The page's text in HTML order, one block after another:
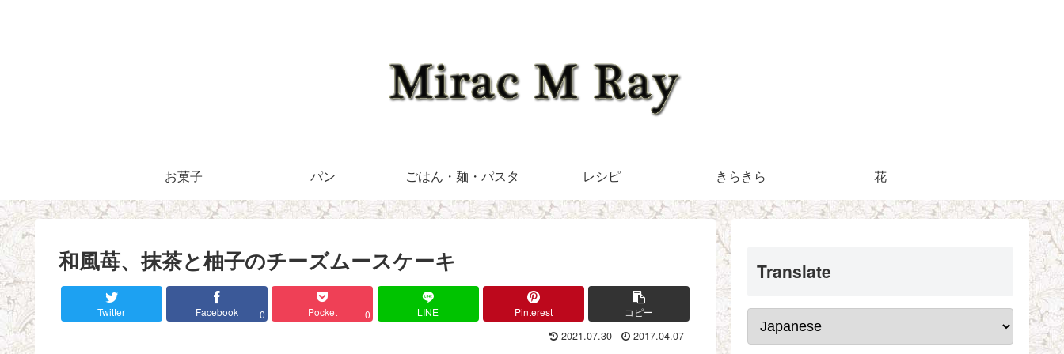
お菓子 パン ごはん・麺・パスタ レシピ きらきら 花
和風苺、抹茶と柚子のチーズムースケーキ
Twitter Facebook 0 Pocket 0 LINE Pinterest コピー
2021.07.30 2017.04.07
Translate